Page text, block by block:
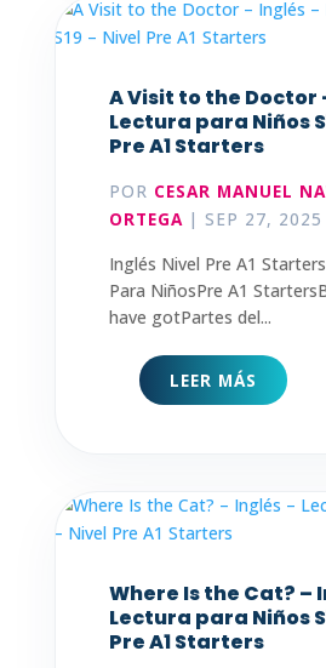
A Visit to the Doctor
Lectura para Niños
Pre A1 Starters
POR CESAR MANUEL
ORTEGA| SEP 27, 2025
Inglés Nivel Pre A1
Para NiñosPre A1
have gotPartes del...
LEER MÁS
Where Is the Cat? –
Lectura para Niños
Pre A1 Starters